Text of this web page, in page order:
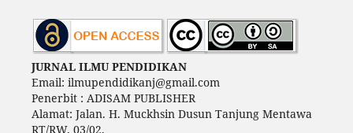
JURNAL ILMU PENDIDIKAN
Email: ilmupendidikanj@gmail.com
Penerbit : ADISAM PUBLISHER
Alamat: Jalan. H. Muckhsin Dusun Tanjung Mentawa
RT/RW. 03/02,